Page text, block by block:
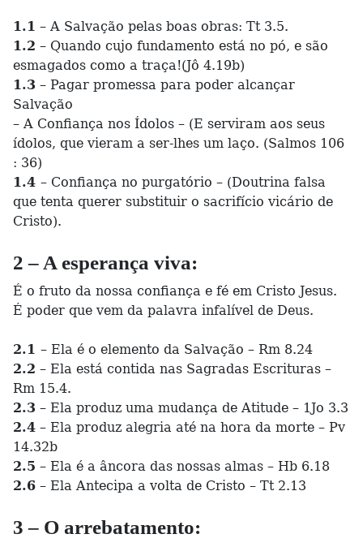
1.1 – A Salvação pelas boas obras: Tt 3.5.
1.2 – Quando cujo fundamento está no pó, e são
esmagados como a traça!(Jô 4.19b)
1.3 – Pagar promessa para poder alcançar
Salvação
– A Confiança nos Ídolos – (E serviram aos seus
ídolos, que vieram a ser-lhes um laço. (Salmos 106
: 36)
1.4 – Confiança no purgatório – (Doutrina falsa
que tenta querer substituir o sacrifício vicário de
Cristo).
2 – A esperança viva:
É o fruto da nossa confiança e fé em Cristo Jesus.
É poder que vem da palavra infalível de Deus.
2.1 – Ela é o elemento da Salvação – Rm 8.24
2.2 – Ela está contida nas Sagradas Escrituras –
Rm 15.4.
2.3 – Ela produz uma mudança de Atitude – 1Jo 3.3
2.4 – Ela produz alegria até na hora da morte – Pv
14.32b
2.5 – Ela é a âncora das nossas almas – Hb 6.18
2.6 – Ela Antecipa a volta de Cristo – Tt 2.13
3 – O arrebatamento: